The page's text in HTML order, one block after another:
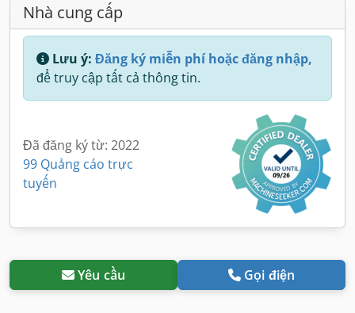
Nhà cung cấp
Lưu ý: Đăng ký miễn phí hoặc đăng nhập,
để truy cập tất cả thông tin.
Đã đăng ký từ: 2022
99 Quảng cáo trực
tuyến
Yêu cầu Gọi điện